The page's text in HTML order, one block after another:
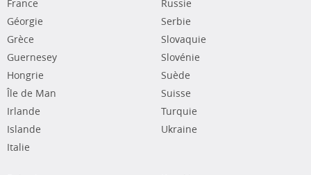
France
Géorgie
Grèce
Guernesey
Hongrie
Île de Man
Irlande
Islande
Italie
Russie
Serbie
Slovaquie
Slovénie
Suède
Suisse
Turquie
Ukraine